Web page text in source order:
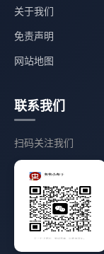
关于我们
免责声明
网站地图
联系我们
扫码关注我们